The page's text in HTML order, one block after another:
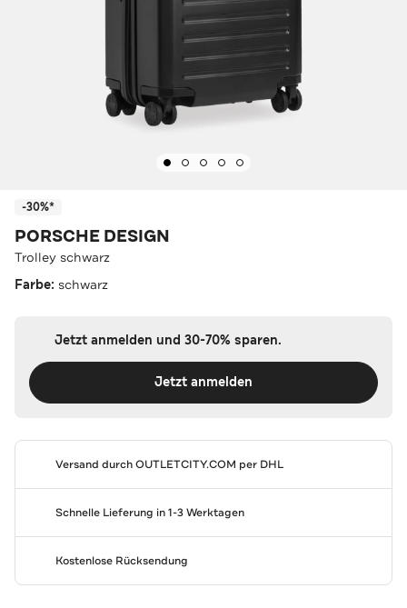
-30%*
PORSCHE DESIGN
Trolley schwarz
Farbe: schwarz
Jetzt anmelden und 30-70% sparen.
Jetzt anmelden
Versand durchOUTLETCITY.COM per DHL
Schnelle Lieferung in 1-3 Werktagen
Kostenlose Rücksendung